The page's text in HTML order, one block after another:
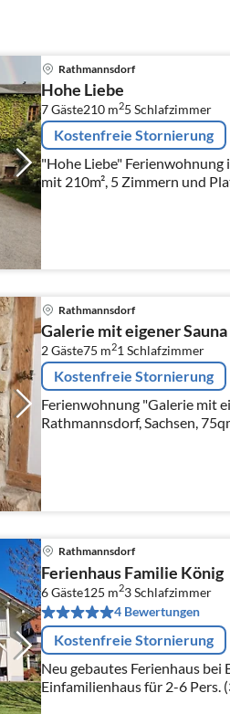
Rathmannsdorf
Hohe Liebe
7 Gäste210 m25 Schlafzimmer
Kostenfreie Stornierung
"Hohe Liebe" Ferienwohnung
mit 210m², 5 Zimmern und
Rathmannsdorf
Galerie mit eigener Sauna
2 Gäste75 m21 Schlafzimmer
Kostenfreie Stornierung
Ferienwohnung "Galerie mit
Rathmannsdorf, Sachsen,
Rathmannsdorf
Ferienhaus Familie König
6 Gäste125 m23Schlafzimmer
4 Bewertungen
Kostenfreie Stornierung
Neu gebautes Ferienhaus bei
Einfamilienhaus für 2-6 Pers.
Terasse, Balkon, großer Garten